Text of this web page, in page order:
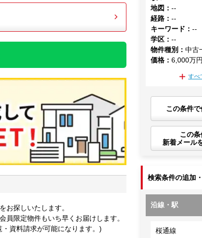
お探しいたします。
限定物件もいち早くお届けします。
資料請求が可能になります。)
地図 ：--
経路 ：--
キーワード ：--
学区 ：--
物件種別 ：中古
価格 ：6,000万
すべ
この条件
この
新着メール
検索条件の追加
沿線・駅
桜通線